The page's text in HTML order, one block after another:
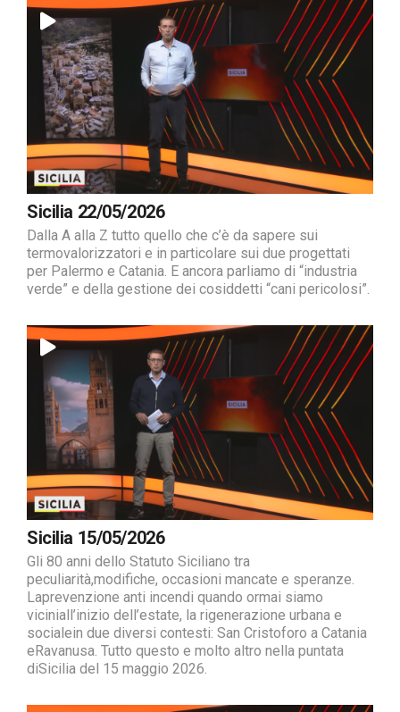
Sicilia 22/05/2026
Dalla A alla Z tutto quello che c’è da sapere sui
termovalorizzatori e in particolare sui due progettati
per Palermo e Catania. E ancora parliamo di “industria
verde” e della gestione dei cosiddetti “cani pericolosi”.
Sicilia 15/05/2026
Gli 80 anni dello Statuto Siciliano tra
peculiarità,modifiche, occasioni mancate e speranze.
Laprevenzione anti incendi quando ormai siamo
viciniall’inizio dell’estate, la rigenerazione urbana e
socialein due diversi contesti: San Cristoforo a Catania
eRavanusa. Tutto questo e molto altro nella puntata
diSicilia del 15 maggio 2026.